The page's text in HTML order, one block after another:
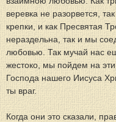
веревка не разорвется,
крепки, и как Пресвятая
нераздельна, так и мы
любовью. Так мучай нас
жестоко, мы пойдем на
Господа нашего Иисуса
ты враг.
Когда они это сказали,